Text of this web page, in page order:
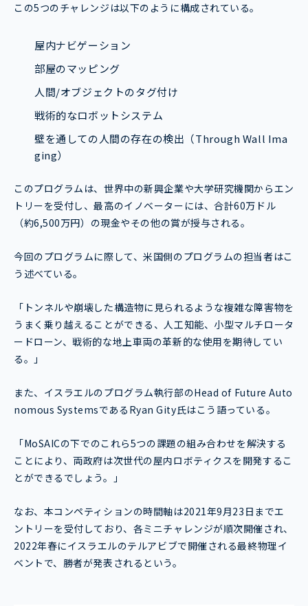
この5つのチャレンジは以下のように構成されている。
屋内ナビゲーション
部屋のマッピング
人間/オブジェクトのタグ付け
戦術的なロボットシステム
壁を通しての人間の存在の検出（Through Wall Ima
ging）
このプログラムは、世界中の新興企業や大学研究機関からエン
トリーを受付し、最高のイノベーターには、合計60万ドル
（約6,500万円）の現金やその他の賞が授与される。
今回のプログラムに際して、米国側のプログラムの担当者はこ
う述べている。
「トンネルや崩壊した構造物に見られるような複雑な障害物を
うまく乗り越えることができる、人工知能、小型マルチロータ
ードローン、戦術的な地上車両の革新的な使用を期待してい
る。」
また、イスラエルのプログラム執行部のHead of Future Auto
nomous SystemsであるRyan Gity氏はこう語っている。
「MoSAICの下でのこれら5つの課題の組み合わせを解決する
ことにより、両政府は次世代の屋内ロボティクスを開発するこ
とができるでしょう。」
なお、本コンペティションの時間軸は2021年9月23日までエ
ントリーを受付しており、各ミニチャレンジが順次開催され、
2022年春にイスラエルのテルアビブで開催される最終物理イ
ベントで、勝者が発表されるという。